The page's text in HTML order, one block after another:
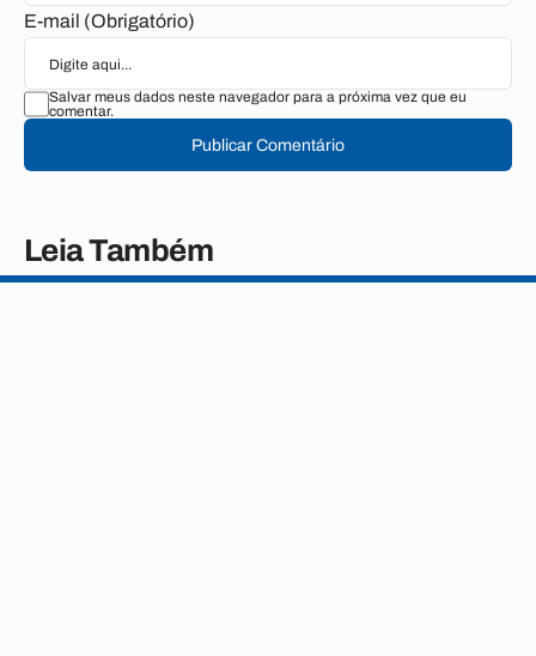
E-mail (Obrigatório)
Salvar meus dados neste navegador para a próxima vez que eu
comentar.
Publicar Comentário
Leia Também